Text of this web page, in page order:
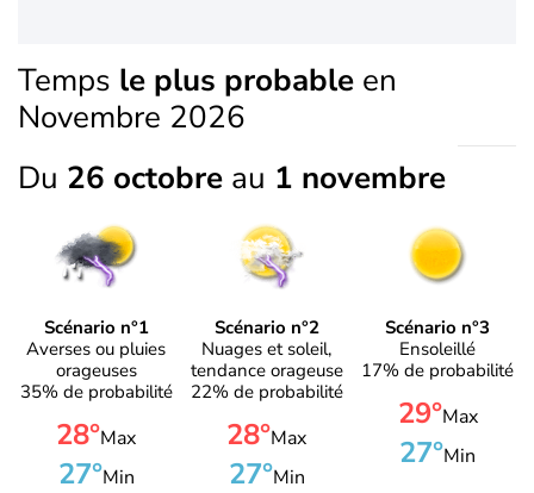
Temps le plus probable en
Novembre 2026
Du 26 octobre au 1 novembre
Scénario n°1
Averses ou pluies
orageuses
35% de probabilité
28°Max
27°Min
Scénario n°2
Nuages et soleil,
tendance orageuse
22% de probabilité
28°Max
27°Min
Scénario n°3
Ensoleillé
17% de probabilité
29°Max
27°Min